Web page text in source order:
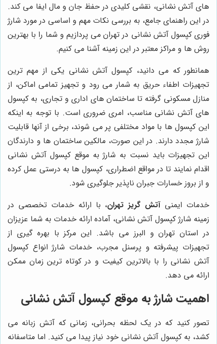
های آتش نشانی، نقشی کلیدی در حفظ جان و مال ایفا می کند.
در این راهنمای جامع، به بررسی نکات مهم و اساسی در مورد شارژ
فوری کپسول آتش نشانی در تهران می پردازیم و شما را با بهترین
روش ها و مراکز معتبر در این زمینه آشنا می کنیم.
همانطور که می دانید، کپسول آتش نشانی یکی از مهم ترین
تجهیزات اطفاء حریق به شمار می رود و تجهیز تمامی اماکن، از
منازل مسکونی گرفته تا ساختمان های اداری و تجاری، به کپسول
های آتش نشانی مناسب، امری ضروری است. با توجه به اینکه
این کپسول ها با مواد مختلفی پر می شوند، برخی از آنها قابلیت
شارژ مجدد دارند. در این صورت، مالکین ساختمان ها و دارندگان
این تجهیزات باید نسبت به شارژ به موقع کپسول آتش نشانی
اقدام نمایند تا در مواقع اضطراری، کپسول ها به درستی عمل کرده
و از بروز خسارات جبران ناپذیر جلوگیری شود.
خدمات ایمنیآتش گریز تهران، با ارائه خدمات تخصصی در
زمینه شارژ کپسول آتش نشانی، آماده ارائه خدمات به شما عزیزان
در استان تهران و البرز می باشد. این مرکز با بهره گیری از
تجهیزات پیشرفته و پرسنل مجرب، خدمات شارژ انواع کپسول
آتش نشانی را با بالاترین کیفیت و در کوتاه ترین زمان ممکن
ارائه می دهد.
اهمیت شارژ به موقع کپسول آتش نشانی
تصور کنید که در یک لحظه بحرانی، زمانی که آتش زبانه می
کشد، به کپسول آتش نشانی خود نیاز پیدا می کنید. اما متاسفانه